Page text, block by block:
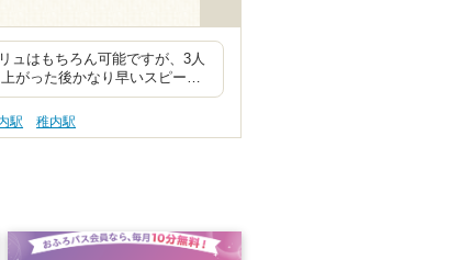
ュはもちろん可能ですが、3人
がった後かなり早いスピー…
駅 稚内駅